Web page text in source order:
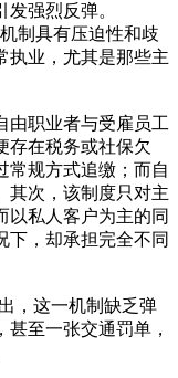
强烈反弹。
机制具有压迫性和歧
执业，尤其是那些主
由职业者与受雇员工
存在税务或社保欠
常规方式追缴；而自
其次，该制度只对主
以私人客户为主的同
下，却承担完全不同
，这一机制缺乏弹
至一张交通罚单，